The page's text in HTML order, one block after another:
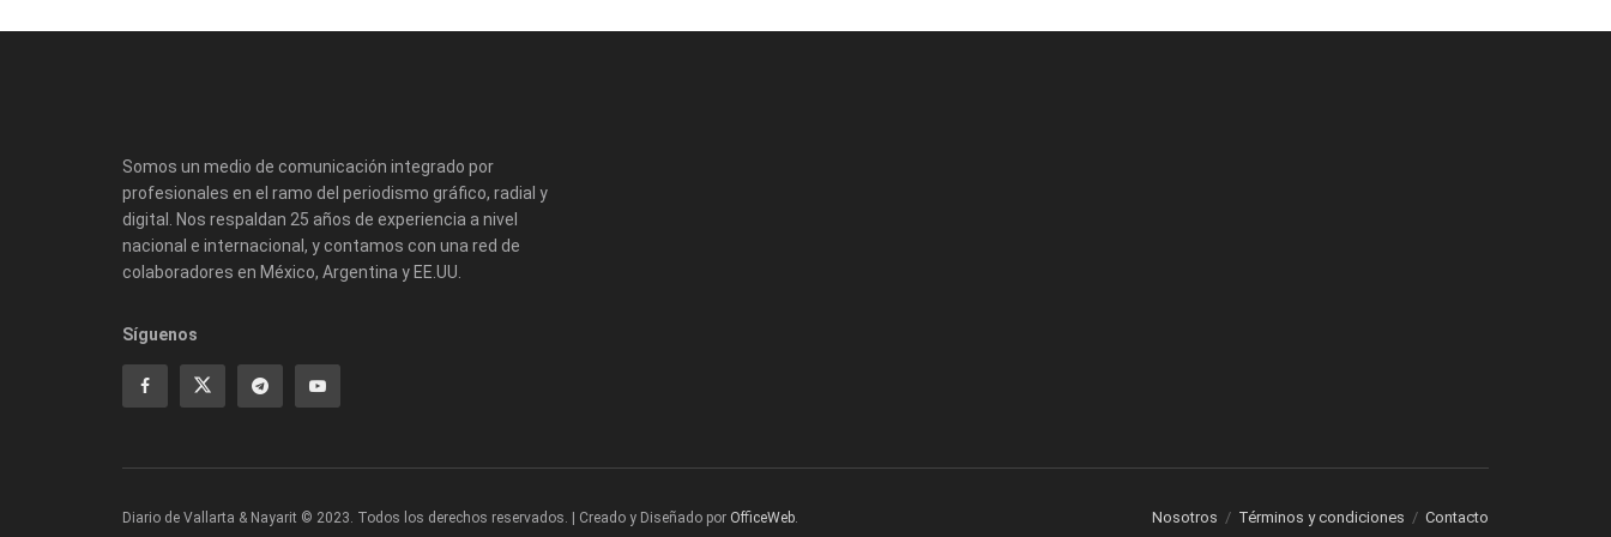
Somos un medio de comunicación integrado por
profesionales en el ramo del periodismo gráfico, radial y
digital. Nos respaldan 25 años de experiencia a nivel
nacional e internacional, y contamos con una red de
colaboradores en México, Argentina y EE.UU.
Síguenos
Nosotros Términos y condiciones Contacto
Diario de Vallarta & Nayarit © 2023. Todos los derechos reservados. | Creado y Diseñado por OfficeWeb.